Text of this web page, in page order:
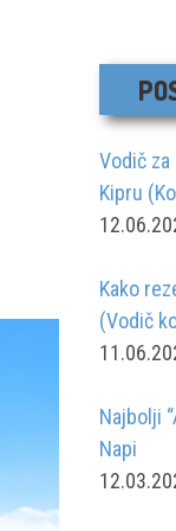
Vodič
Kipru
Kako
(Vodič
Najbolji
Napi